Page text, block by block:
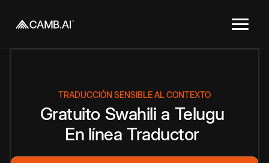
TRADUCCIÓN SENSIBLE AL CONTEXTO
Gratuito Swahili a Telugu
En línea Traductor